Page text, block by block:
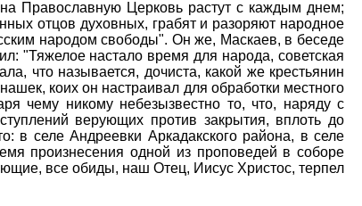
Православную Церковь растут с каждым днем;
отцов духовных, грабят и разоряют народное
народом свободы". Он же, Маскаев, в беседе
"Тяжелое настало время для народа, советская
что называется, дочиста, какой же крестьянин
коих он настраивал для обработки местного
чему никому небезызвестно то, что, наряду с
верующих против закрытия, вплоть до
в селе Андреевки Аркадакского района, в селе
произнесения одной из проповедей в соборе
все обиды, наш Отец, Иисус Христос, терпел